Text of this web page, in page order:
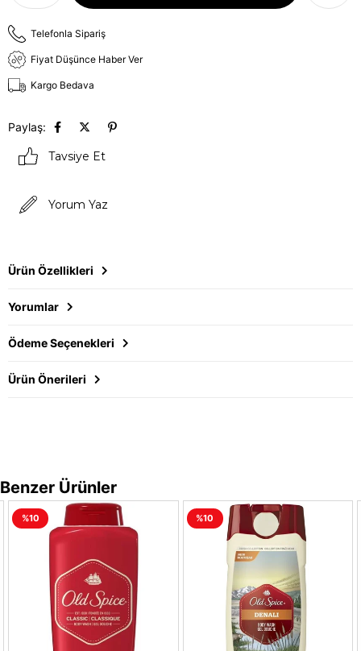
Telefonla Sipariş
Fiyat Düşünce Haber Ver
Kargo Bedava
Paylaş:
Tavsiye Et
Yorum Yaz
Ürün Özellikleri
Yorumlar
Ödeme Seçenekleri
Ürün Önerileri
Benzer Ürünler
%10 %10